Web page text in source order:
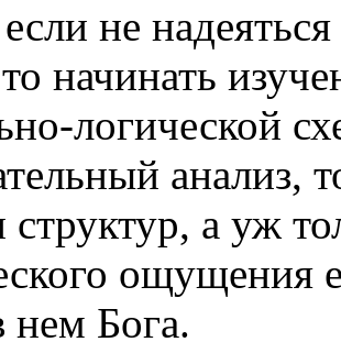
не
начинать
логической
анализ,
структур, а уж
ощущения
нем Бога.